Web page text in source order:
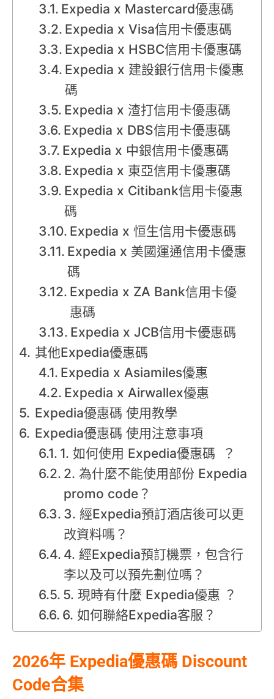
Expedia x Mastercard優惠碼
Expedia x Visa信用卡優惠碼
Expedia x HSBC信用卡優惠碼
Expedia x 建設銀行信用卡優惠
碼
Expedia x 渣打信用卡優惠碼
Expedia x DBS信用卡優惠碼
Expedia x 中銀信用卡優惠碼
Expedia x 東亞信用卡優惠碼
Expedia x Citibank信用卡優惠
碼
Expedia x 恒生信用卡優惠碼
Expedia x 美國運通信用卡優惠
碼
Expedia x ZA Bank信用卡優
惠碼
Expedia x JCB信用卡優惠碼
其他Expedia優惠碼
Expedia x Asiamiles優惠
Expedia x Airwallex優惠
Expedia優惠碼 使用教學
Expedia優惠碼 使用注意事項
1. 如何使用 Expedia優惠碼 ？
2. 為什麼不能使用部份 Expedia
promo code？
3. 經Expedia預訂酒店後可以更
改資料嗎？
4. 經Expedia預訂機票，包含行
李以及可以預先劃位嗎？
5. 現時有什麼 Expedia優惠 ？
6. 如何聯絡Expedia客服？
2026年 Expedia優惠碼 Discount
Code合集